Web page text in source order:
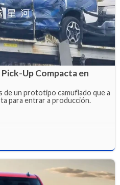
Up Compacta en
de un prototipo camuflado que a
para entrar a producción.